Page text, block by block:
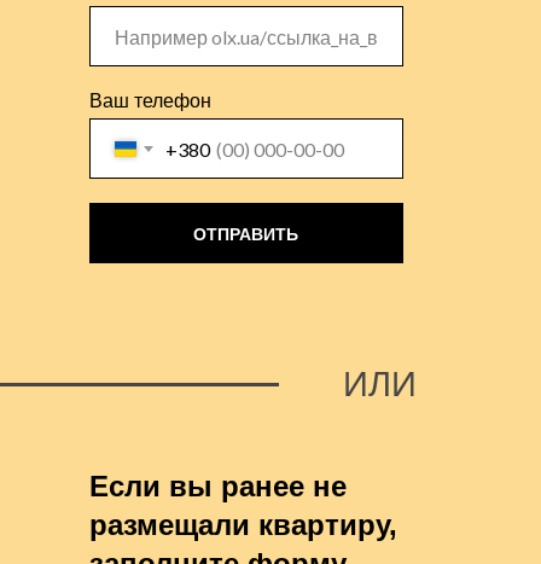
Ваш телефон
+380
ОТПРАВИТЬ
Если вы ранее не
размещали квартиру,
ИЛИ